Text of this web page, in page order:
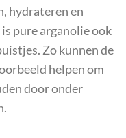
hydrateren en
pure arganolie ook
Zo kunnen de
helpen om
door onder